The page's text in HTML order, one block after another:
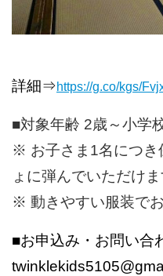
詳細⇒https://g.co/kgs/
■対象年齢 2歳～小学
※ お子さま1名につき
ょに弾んでいただけま
※ 動きやすい服装でお
■お申込み・お問い合